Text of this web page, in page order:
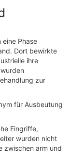
Phase
Dort bewirkte
ihre
zur
für Ausbeutung
Eingriffe,
wurden nicht
zwischen arm und